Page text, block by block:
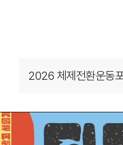
2026 체제전환운동